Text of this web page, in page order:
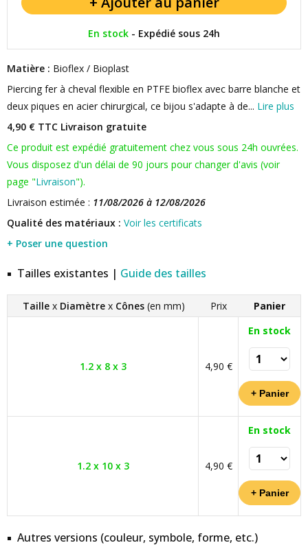
En stock - Expédié sous 24h
Matière : Bioflex / Bioplast
Piercing fer à cheval flexible en PTFE bioflex avec barre blanche et
deux piques en acier chirurgical, ce bijou s'adapte à de... Lire plus
4,90 € TTC Livraison gratuite
Ce produit est expédié gratuitement chez vous sous 24h ouvrées.
Vous disposez d'un délai de 90 jours pour changer d'avis (voir
page "Livraison").
Livraison estimée : 11/08/2026 à 12/08/2026
Qualité des matériaux : Voir les certificats
+ Poser une question
Tailles existantes | Guide des tailles
Taillex Diamètrex Cônes(en mm) Prix Panier
1.2 x 8 x 3 4,90 €
En stock
1.2 x 10 x 3 4,90 €
En stock
Autres versions (couleur, symbole, forme, etc.)